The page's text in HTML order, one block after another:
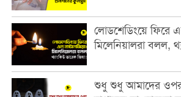
লোডশেডিংয়ে ফিরে
মিলেনিয়ালরা বলল,
শুধু শুধু আমাদের ওপর